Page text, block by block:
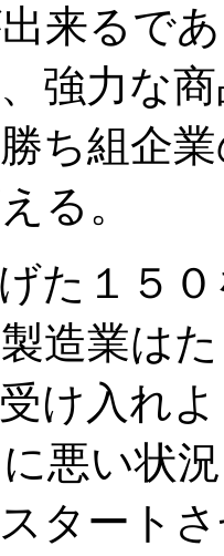
来るで
強力な
ち組企
る。
た１５
造業は
け入れ
悪い状
タート